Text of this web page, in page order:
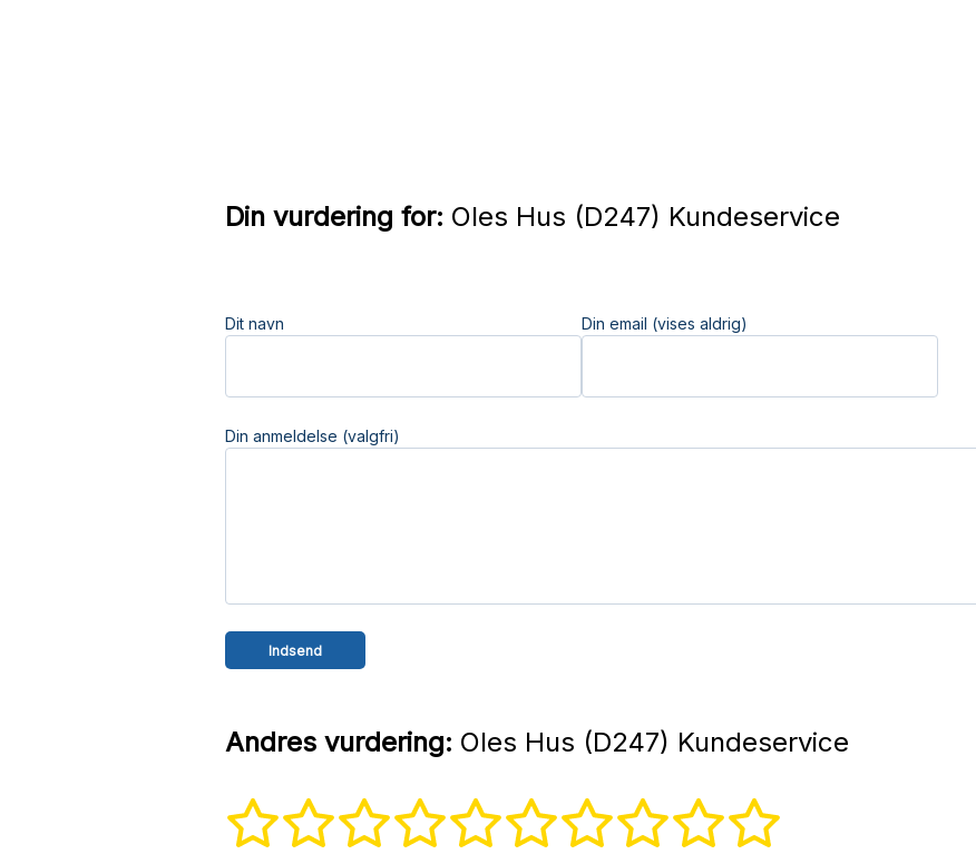
Din vurdering for: Oles Hus (D247) Kundeservice
Dit navn Din email (vises aldrig)
Din anmeldelse (valgfri)
Andres vurdering: Oles Hus (D247) Kundeservice